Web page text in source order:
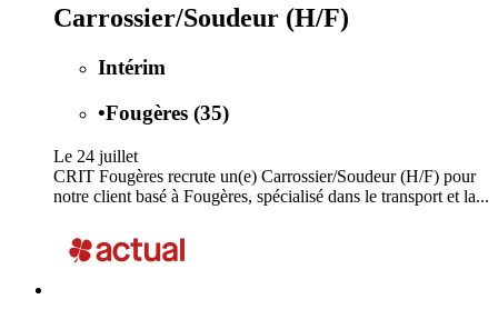
Carrossier/Soudeur (H/F)
Intérim
•Fougères (35)
Le 24 juillet
CRIT Fougères recrute un(e) Carrossier/Soudeur (H/F) pour
notre client basé à Fougères, spécialisé dans le transport et la...